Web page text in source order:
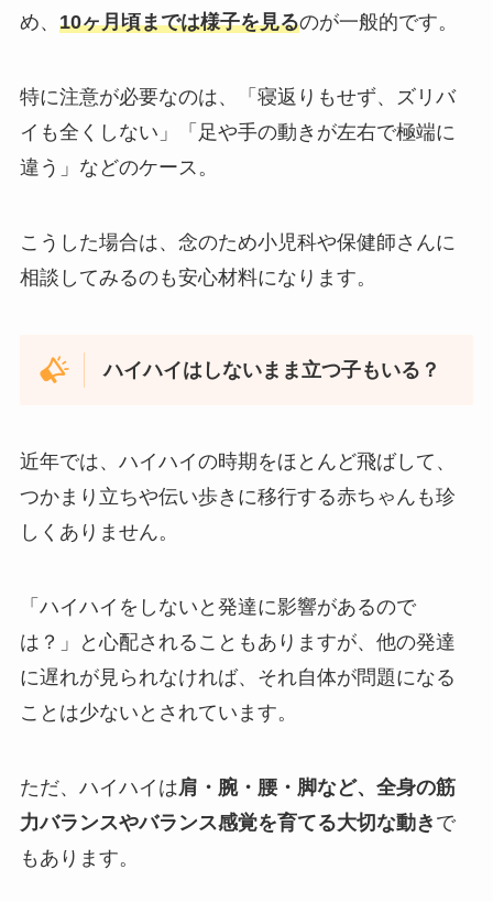
め、 10ヶ月頃までは様子を見るのが一般的です。
特に注意が必要なのは、「寝返りもせず、ズリバ
イも全くしない」「足や手の動きが左右で極端に
違う」などのケース。
こうした場合は、念のため小児科や保健師さんに
相談してみるのも安心材料になります。
ハイハイはしないまま立つ子もいる？
近年では、ハイハイの時期をほとんど飛ばして、
つかまり立ちや伝い歩きに移行する赤ちゃんも珍
しくありません。
「ハイハイをしないと発達に影響があるので
は？」と心配されることもありますが、他の発達
に遅れが見られなければ、それ自体が問題になる
ことは少ないとされています。
ただ、ハイハイは肩・腕・腰・脚など、全身の筋
力バランスやバランス感覚を育てる大切な動き で
もあります。